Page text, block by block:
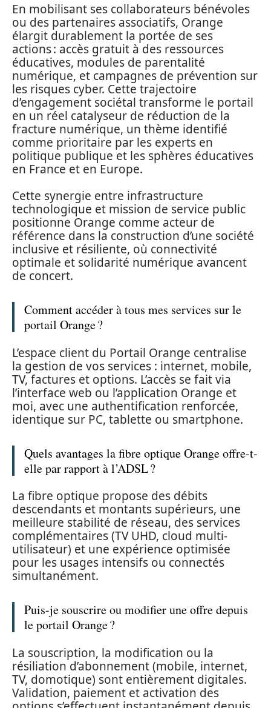
En mobilisant ses collaborateurs bénévoles
ou des partenaires associatifs, Orange
élargit durablement la portée de ses
actions : accès gratuit à des ressources
éducatives, modules de parentalité
numérique, et campagnes de prévention sur
les risques cyber. Cette trajectoire
d’engagement sociétal transforme le portail
en un réel catalyseur de réduction de la
fracture numérique, un thème identifié
comme prioritaire par les experts en
politique publique et les sphères éducatives
en France et en Europe.
Cette synergie entre infrastructure
technologique et mission de service public
positionne Orange comme acteur de
référence dans la construction d’une société
inclusive et résiliente, où connectivité
optimale et solidarité numérique avancent
de concert.
Comment accéder à tous mes services sur le
portail Orange ?
L’espace client du Portail Orange centralise
la gestion de vos services : internet, mobile,
TV, factures et options. L’accès se fait via
l’interface web ou l’application Orange et
moi, avec une authentification renforcée,
identique sur PC, tablette ou smartphone.
Quels avantages la fibre optique Orange offre-t-
elle par rapport à l’ADSL ?
La fibre optique propose des débits
descendants et montants supérieurs, une
meilleure stabilité de réseau, des services
complémentaires (TV UHD, cloud multi-
utilisateur) et une expérience optimisée
pour les usages intensifs ou connectés
simultanément.
Puis-je souscrire ou modifier une offre depuis
le portail Orange ?
La souscription, la modification ou la
résiliation d’abonnement (mobile, internet,
TV, domotique) sont entièrement digitales.
Validation, paiement et activation des